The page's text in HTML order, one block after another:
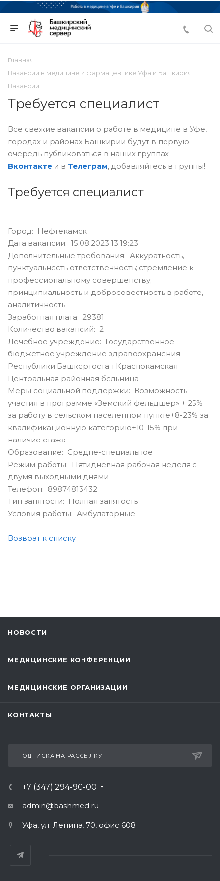
Главная
Вакансии в медицине и фармацевтике Уфа и Башкирия
Вакансии
Требуется специалист
Все свежие вакансии о работе в медицине в Уфе,
городах и районах Башкирии будут в первую
очередь публиковаться в наших группах
Вконтакте и в Телеграм, добавляйтесь в группы!
Требуется специалист
Город: Нефтекамск
Дата вакансии: 15.08.2023 13:19:23
Дополнительные требования: Аккуратность,
пунктуальность ответственность; стремление к
профессиональному совершенству;
принципиальность и добросовестность в работе,
аналитичность
Заработная плата: 29381
Количество вакансий: 2
Лечебное учреждение: Государственное
бюджетное учреждение здравоохранения
Республики Башкортостан Краснокамская
Центральная районная больница
Меры социальной поддержки: Возможность
участия в программе «Земский фельдшер» + 25%
за работу в сельском населенном пункте+8-23% за
квалификационную категорию+10-15% при
наличие стажа
Образование: Средне-специальное
Режим работы: Пятидневная рабочая неделя с
двумя выходными днями
Телефон: 89874813432
Тип занятости: Полная занятость
Условия работы: Амбулаторные
Возврат к списку
НОВОСТИ
МЕДИЦИНСКИЕ КОНФЕРЕНЦИИ
МЕДИЦИНСКИЕ ОРГАНИЗАЦИИ
КОНТАКТЫ
ПОДПИСКА НА РАССЫЛКУ
+7 (347) 294-90-00
admin@bashmed.ru
Уфа, ул. Ленина, 70, офис 608